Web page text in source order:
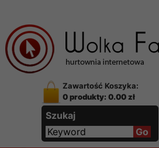
Zawartość Koszyka:
0 produkty: 0.00 zł
Szukaj